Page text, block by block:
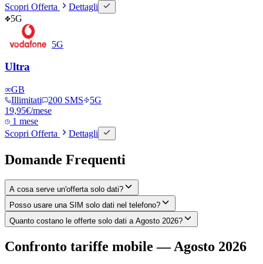
Scopri Offerta
Dettagli
5G
5G
Ultra
∞GB
Illimitati
200 SMS
5G
19,95€/mese
1 mese
Scopri Offerta
Dettagli
Domande Frequenti
A cosa serve un'offerta solo dati?
Posso usare una SIM solo dati nel telefono?
Quanto costano le offerte solo dati a Agosto 2026?
Confronto tariffe mobile — Agosto 2026